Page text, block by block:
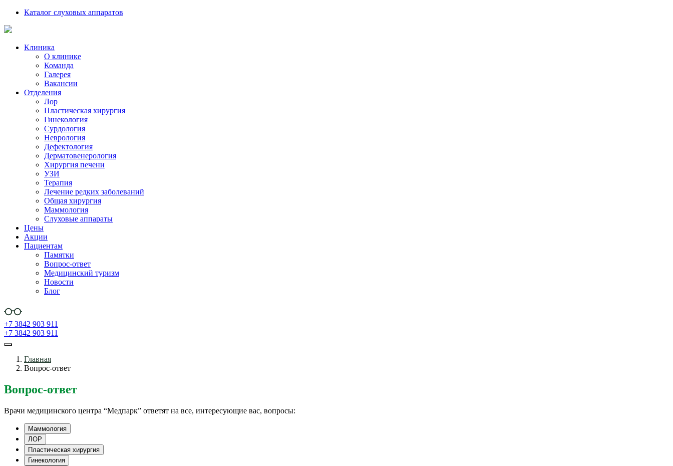
Каталог слуховых аппаратов
Клиника
О клинике
Команда
Галерея
Вакансии
Отделения
Лор
Пластическая хирургия
Гинекология
Сурдология
Неврология
Дефектология
Дерматовенерология
Хирургия печени
УЗИ
Терапия
Лечение редких заболеваний
Общая хирургия
Маммология
Слуховые аппараты
Цены
Акции
Пациентам
Памятки
Вопрос-ответ
Медицинский туризм
Новости
Блог
+7 3842 903 911
+7 3842 903 911
Главная
Вопрос-ответ
Вопрос-ответ
Врачи медицинского центра “Медпарк” ответят на все, интересующие вас, вопросы:
Маммология
ЛОР
Пластическая хирургия
Гинекология